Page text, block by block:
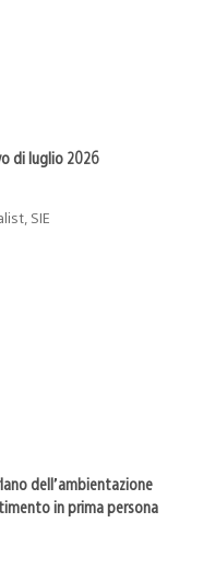
di luglio 2026
SIE
dell’ambientazione
in prima persona